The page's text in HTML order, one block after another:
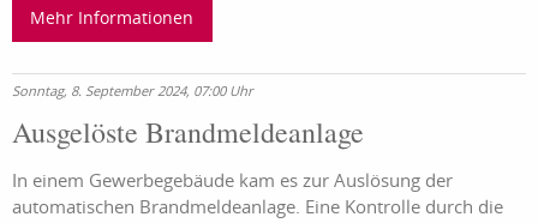
Mehr Informationen
Sonntag, 8. September 2024, 07:00 Uhr
Ausgelöste Brandmeldeanlage
In einem Gewerbegebäude kam es zur Auslösung der
automatischen Brandmeldeanlage. Eine Kontrolle durch die